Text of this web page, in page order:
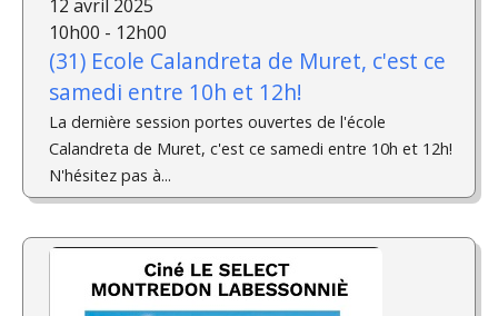
12 avril 2025
10h00 - 12h00
(31) Ecole Calandreta de Muret, c'est ce
samedi entre 10h et 12h!
La dernière session portes ouvertes de l'école
Calandreta de Muret, c'est ce samedi entre 10h et 12h!
N'hésitez pas à...